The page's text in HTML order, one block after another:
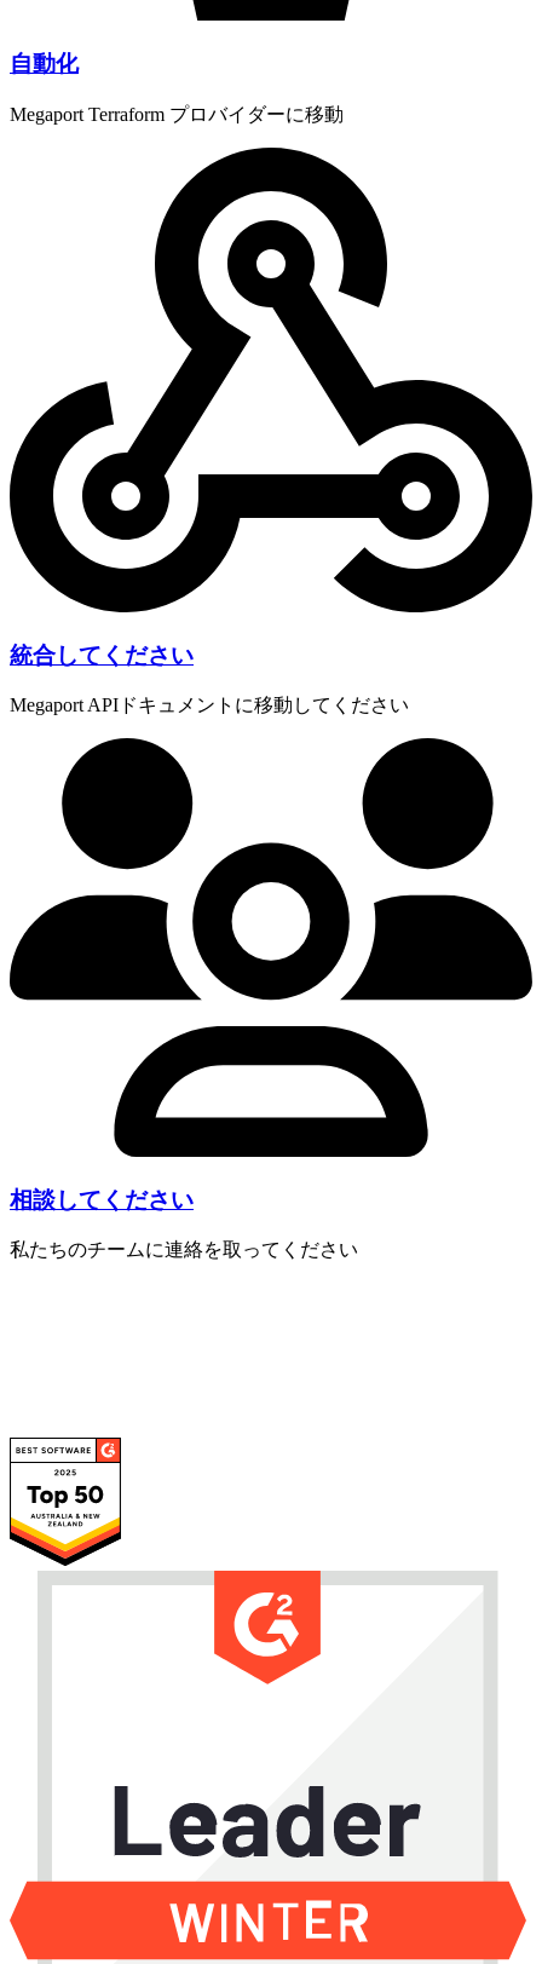
自動化
Megaport Terraform プロバイダーに移動
統合してください
Megaport APIドキュメントに移動してください
相談してください
私たちのチームに連絡を取ってください